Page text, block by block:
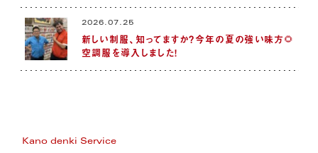
2026.07.25
新しい制服、知ってますか？今年の夏の強い味方🌻
空調服を導入しました！
Kano denki Service